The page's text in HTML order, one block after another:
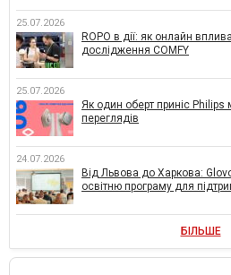
25.07.2026
ROPO в дії: як онлайн
дослідження COMFY
25.07.2026
Як один оберт приніс Philips
переглядів
24.07.2026
Від Львова до Харкова:
освітню програму для
БІЛЬШЕ